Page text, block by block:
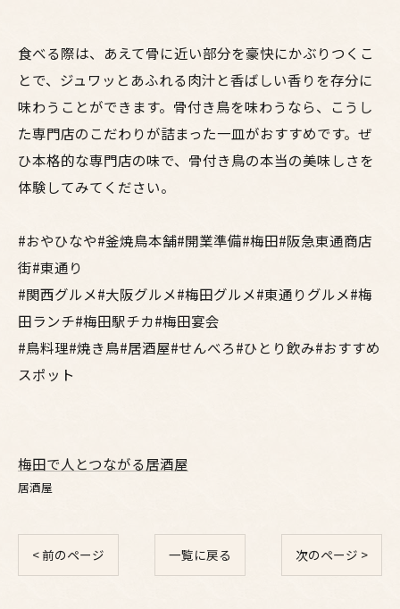
食べる際は、あえて骨に近い部分を豪快にかぶりつくこ
とで、ジュワッとあふれる肉汁と香ばしい香りを存分に
味わうことができます。骨付き鳥を味わうなら、こうし
た専門店のこだわりが詰まった一皿がおすすめです。ぜ
ひ本格的な専門店の味で、骨付き鳥の本当の美味しさを
体験してみてください。
#おやひなや#釜焼鳥本舗#開業準備#梅田#阪急東通商店
街#東通り
#関西グルメ#大阪グルメ#梅田グルメ#東通りグルメ#梅
田ランチ#梅田駅チカ#梅田宴会
#鳥料理#焼き鳥#居酒屋#せんべろ#ひとり飲み#おすすめ
スポット
梅田で人とつながる居酒屋
居酒屋
< 前のページ 一覧に戻る 次のページ >